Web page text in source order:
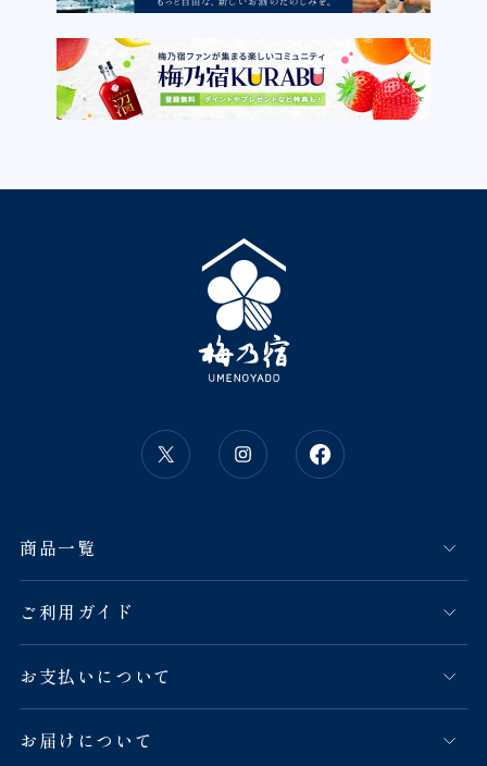
商品一覧
ご利用ガイド
お支払いについて
お届けについて